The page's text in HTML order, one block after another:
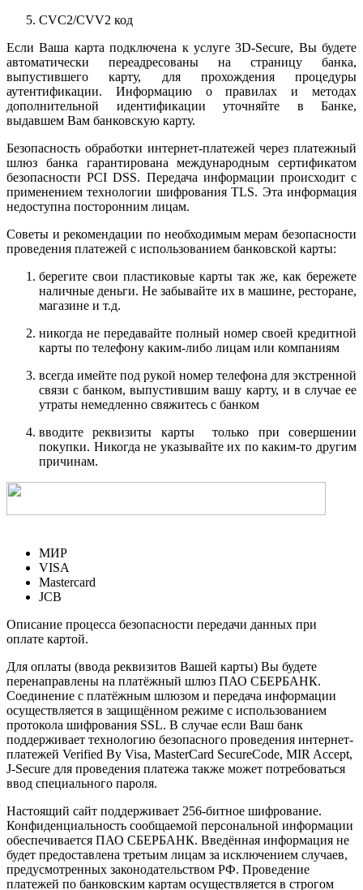
CVC2/CVV2 код
Если Ваша карта подключена к услуге 3D-Secure, Вы будете
автоматически переадресованы на страницу банка,
выпустившего карту, для прохождения процедуры
аутентификации. Информацию о правилах и методах
дополнительной идентификации уточняйте в Банке,
выдавшем Вам банковскую карту.
Безопасность обработки интернет-платежей через платежный
шлюз банка гарантирована международным сертификатом
безопасности PCI DSS. Передача информации происходит с
применением технологии шифрования TLS. Эта информация
недоступна посторонним лицам.
Советы и рекомендации по необходимым мерам безопасности
проведения платежей с использованием банковской карты:
берегите свои пластиковые карты так же, как бережете
наличные деньги. Не забывайте их в машине, ресторане,
магазине и т.д.
никогда не передавайте полный номер своей кредитной
карты по телефону каким-либо лицам или компаниям
всегда имейте под рукой номер телефона для экстренной
связи с банком, выпустившим вашу карту, и в случае ее
утраты немедленно свяжитесь с банком
вводите реквизиты карты только при совершении
покупки. Никогда не указывайте их по каким-то другим
причинам.
МИР
VISA
Mastercard
JCB
Описание процесса безопасности передачи данных при
оплате картой.
Для оплаты (ввода реквизитов Вашей карты) Вы будете
перенаправлены на платёжный шлюз ПАО СБЕРБАНК.
Соединение с платёжным шлюзом и передача информации
осуществляется в защищённом режиме с использованием
протокола шифрования SSL. В случае если Ваш банк
поддерживает технологию безопасного проведения интернет-
платежей Verified By Visa, MasterCard SecureCode, MIR Accept,
J-Secure для проведения платежа также может потребоваться
ввод специального пароля.
Настоящий сайт поддерживает 256-битное шифрование.
Конфиденциальность сообщаемой персональной информации
обеспечивается ПАО СБЕРБАНК. Введённая информация не
будет предоставлена третьим лицам за исключением случаев,
предусмотренных законодательством РФ. Проведение
платежей по банковским картам осуществляется в строгом